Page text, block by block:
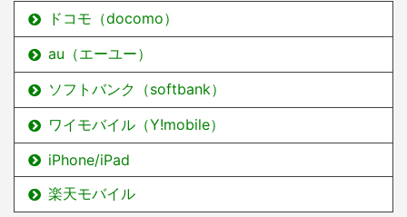
ドコモ（docomo）
au（エーユー）
ソフトバンク（softbank）
ワイモバイル（Y!mobile）
iPhone/iPad
楽天モバイル